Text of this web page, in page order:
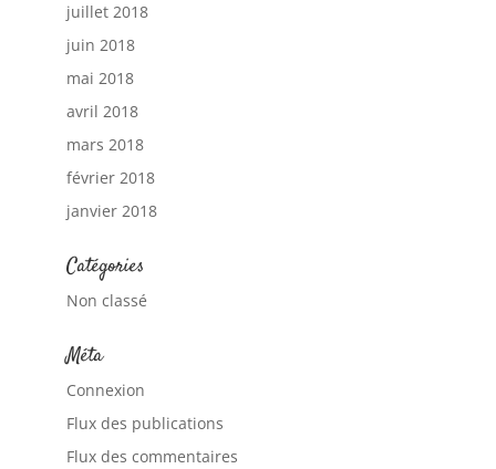
juillet 2018
juin 2018
mai 2018
avril 2018
mars 2018
février 2018
janvier 2018
Catégories
Non classé
Méta
Connexion
Flux des publications
Flux des commentaires